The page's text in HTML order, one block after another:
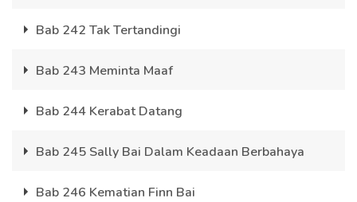
Bab 242 Tak Tertandingi
Bab 243 Meminta Maaf
Bab 244 Kerabat Datang
Bab 245 Sally Bai Dalam Keadaan Berbahaya
Bab 246 Kematian Finn Bai